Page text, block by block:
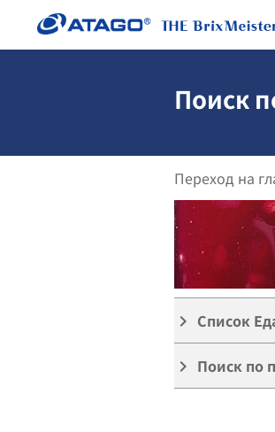
Поиск
Переход на
keyboard_arrow_right Список
keyboard_arrow_right Поиск по